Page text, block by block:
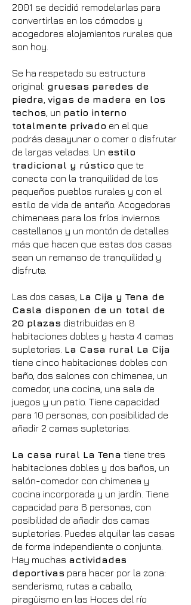
2001 se decidió remodelarlas para
convertirlas en los cómodos y
acogedores alojamientos rurales que
son hoy.
Se ha respetado su estructura
original: gruesas paredes de
piedra vigas de madera en los
techos , un patio interno
totalmente privado en el que
podrás desayunar o comer o disfrutar
de largas veladas. Un estilo
tradicional y rústico que te
conecta con la tranquilidad de los
pequeños pueblos rurales y con el
estilo de vida de antaño. Acogedoras
chimeneas para los fríos inviernos
castellanos y un montón de detalles
más que hacen que estas dos casas
sean un remanso de tranquilidad y
disfrute.
Las dos casas, La Cija y Tena de
Casla disponen de un total de
20 plazas distribuidas en 8
habitaciones dobles y hasta 4 camas
supletorias. La Casa rural La Cija
tiene cinco habitaciones dobles con
baño, dos salones con chimenea, un
comedor, una cocina, una sala de
juegos y un patio. Tiene capacidad
para 10 personas, con posibilidad de
añadir 2 camas supletorias.
La casa rural La Tena tiene tres
habitaciones dobles y dos baños, un
salón-comedor con chimenea y
cocina incorporada y un jardín. Tiene
capacidad para 6 personas, con
posibilidad de añadir dos camas
supletorias. Puedes alquilar las casas
de forma independiente o conjunta.
Hay muchas actividades
deportivas para hacer por la zona:
senderismo, rutas a caballo,
piragüismo en las Hoces del río